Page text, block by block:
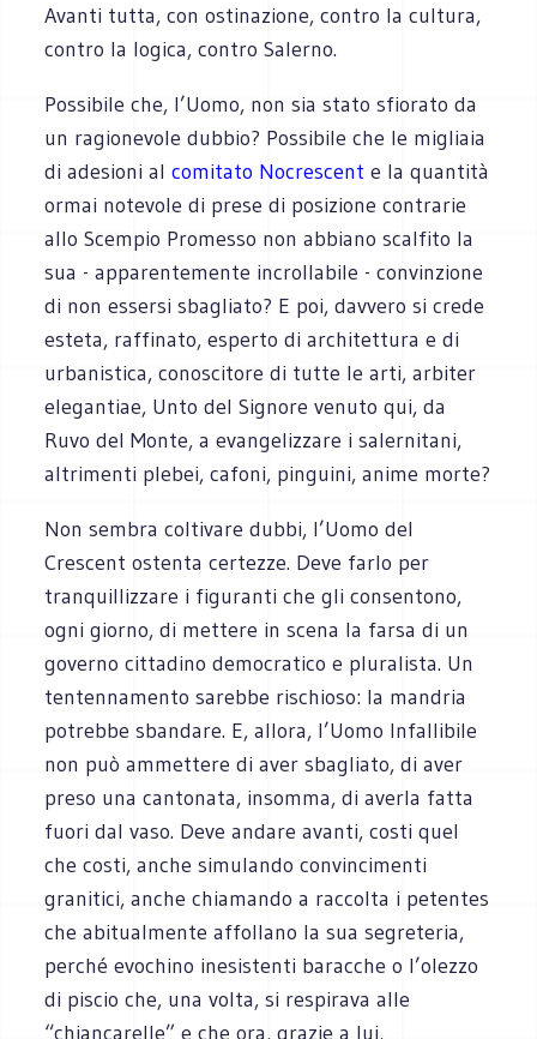
Avanti tutta, con ostinazione, contro la cultura,
contro la logica, contro Salerno.
Possibile che, l’Uomo, non sia stato sfiorato da
un ragionevole dubbio? Possibile che le migliaia
di adesioni alcomitato Nocrescente la quantità
ormai notevole di prese di posizione contrarie
allo Scempio Promesso non abbiano scalfito la
sua - apparentemente incrollabile - convinzione
di non essersi sbagliato? E poi, davvero si crede
esteta, raffinato, esperto di architettura e di
urbanistica, conoscitore di tutte le arti, arbiter
elegantiae, Unto del Signore venuto qui, da
Ruvo del Monte, a evangelizzare i salernitani,
altrimenti plebei, cafoni, pinguini, anime morte?
Non sembra coltivare dubbi, l’Uomo del
Crescent ostenta certezze. Deve farlo per
tranquillizzare i figuranti che gli consentono,
ogni giorno, di mettere in scena la farsa di un
governo cittadino democratico e pluralista. Un
tentennamento sarebbe rischioso: la mandria
potrebbe sbandare. E, allora, l’Uomo Infallibile
non può ammettere di aver sbagliato, di aver
preso una cantonata, insomma, di averla fatta
fuori dal vaso. Deve andare avanti, costi quel
che costi, anche simulando convincimenti
granitici, anche chiamando a raccolta i petentes
che abitualmente affollano la sua segreteria,
perché evochino inesistenti baracche o l’olezzo
di piscio che, una volta, si respirava alle
“chiancarelle” e che ora, grazie a lui,